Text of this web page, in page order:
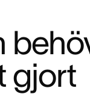
gjort